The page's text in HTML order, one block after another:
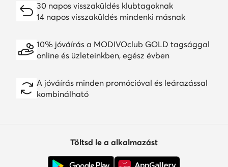
30 napos visszaküldés klubtagoknak
14 napos visszaküldés mindenki másnak
10% jóváírás a MODIVOclub GOLD tagsággal
online és üzleteinkben, egész évben
A jóváírás minden promócióval és leárazással
kombinálható
Töltsd le a alkalmazást